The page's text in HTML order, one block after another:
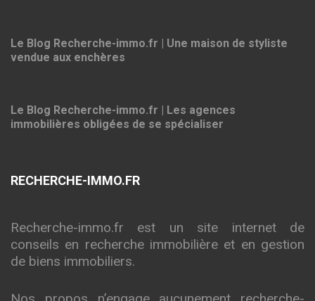
Le Blog Recherche-immo.fr | Une maison de styliste
vendue aux enchères
Le Blog Recherche-immo.fr | Les agences
immobilières obligées de se spécialiser
RECHERCHE-IMMO.FR
Recherche-immo.fr est un site internet de
conseils en recherche immobilière et en gestion
de biens immobiliers.